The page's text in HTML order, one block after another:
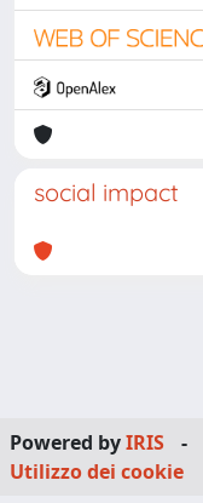
social impact
Powered byIRIS -
Utilizzo dei cookie